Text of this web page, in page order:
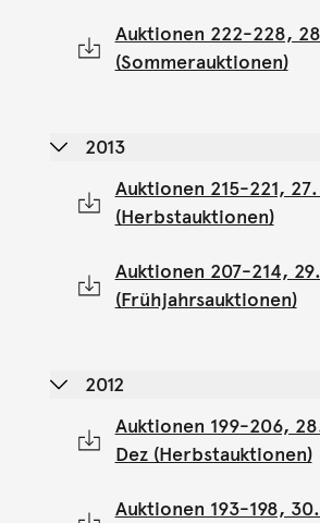
Auktionen 222-228,
(Sommerauktionen)
2013
Auktionen 215-221,
(Herbstauktionen)
Auktionen 207-214,
(Frühjahrsauktionen)
2012
Auktionen 199-206,
Dez (Herbstauktionen)
Auktionen 193-198,